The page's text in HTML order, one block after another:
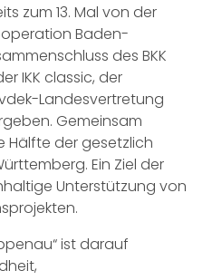
zum 13. Mal von der
Baden-
des BKK
IKK classic, der
Landesvertretung
Gemeinsam
Hälfte der gesetzlich
Ein Ziel der
Unterstützung von
ist darauf